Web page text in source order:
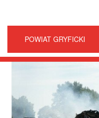
POWIAT GRYFICKI